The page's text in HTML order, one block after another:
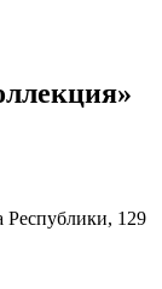
Республики, 129